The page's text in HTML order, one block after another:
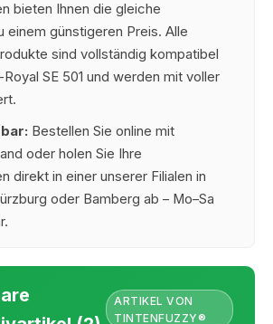
bieten Ihnen die gleiche
einem günstigeren Preis. Alle
sind vollständig kompatibel
SE 501 und werden mit voller
Bestellen Sie online mit
oder holen Sie Ihre
direkt in einer unserer Filialen in
oder Bamberg ab – Mo–Sa
ARTIKEL VON
TINTENFUZZY®